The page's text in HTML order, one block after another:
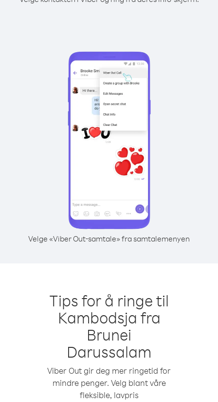
Velge «Viber Out-samtale» fra samtalemenyen
Tips for å ringe til
Kambodsja fra
Brunei
Darussalam
Viber Out gir deg mer ringetid for
mindre penger. Velg blant våre
fleksible, lavpris